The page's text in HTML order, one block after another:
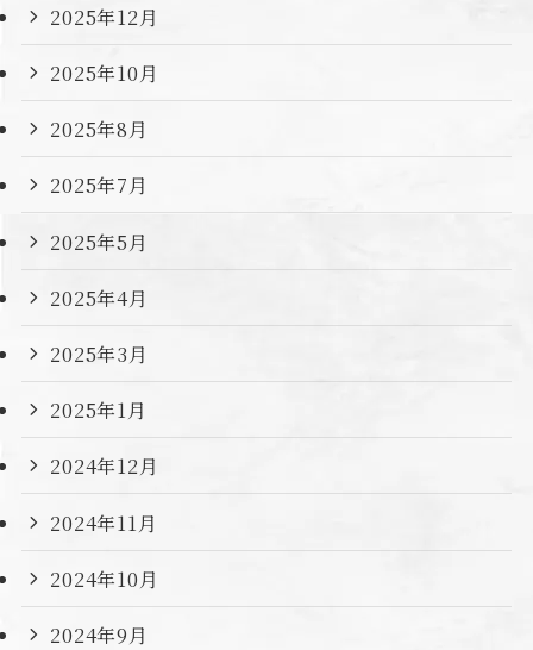
2025年12月
2025年10月
2025年8月
2025年7月
2025年5月
2025年4月
2025年3月
2025年1月
2024年12月
2024年11月
2024年10月
2024年9月